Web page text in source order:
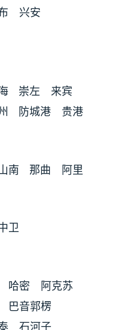
兴安
崇左
来宾
防城港
贵港
南 那曲
阿里
卫
哈密
阿克苏
巴音郭楞
石河子